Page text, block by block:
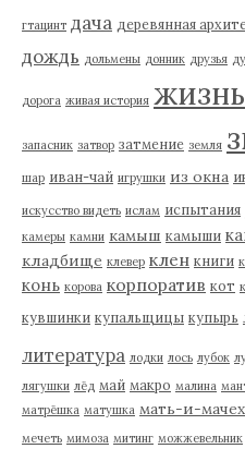
гтацинт дача деревянная
дождь дольмены донник друзья
дорога живая история жизнь
запасник затвор затмение земля
шар иван-чай игрушки из окна
искусство видеть ислам испытания
камеры камни камыш камыши
кладбище клевер клен книги
конь корова корпоратив кот
кувшинки купальщицы купырь
литература лодки лось лубок
лягушки лёд май макро малина
матрёшка матушка мать-и-
мечеть мимоза митинг можжевельник